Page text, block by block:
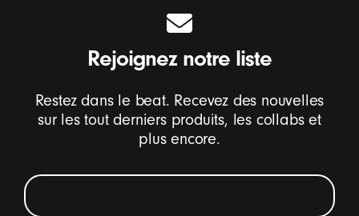
Rejoignez notre liste
Restez dans le beat. Recevez des nouvelles
sur les tout derniers produits, les collabs et
plus encore.